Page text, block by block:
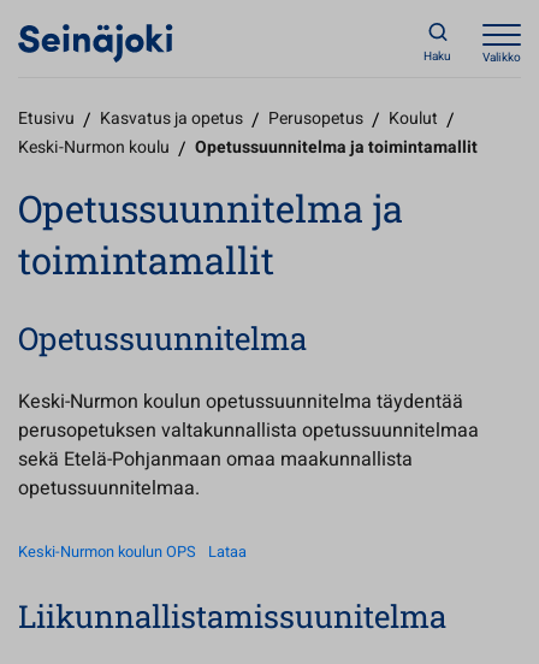
Haku Valikko
Etusivu / Kasvatus ja opetus / Perusopetus / Koulut /
Keski-Nurmon koulu / Opetussuunnitelma ja toimintamallit
Opetussuunnitelma ja
toimintamallit
Opetussuunnitelma
Keski-Nurmon koulun opetussuunnitelma täydentää
perusopetuksen valtakunnallista opetussuunnitelmaa
sekä Etelä-Pohjanmaan omaa maakunnallista
opetussuunnitelmaa.
Keski-Nurmon koulun OPS Lataa
Liikunnallistamissuunitelma